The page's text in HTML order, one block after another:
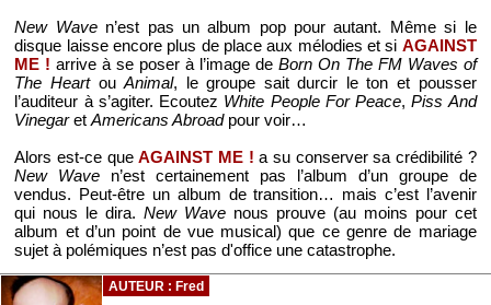
New Waven’est pas un album pop pour autant. Même si le
disque laisse encore plus de place aux mélodies et si AGAINST
ME ! arrive à se poser à l’image de Born On The FM Waves of
The HeartouAnimal, le groupe sait durcir le ton et pousser
l’auditeur à s’agiter. Ecoutez White People For Peace,Piss And
VinegaretAmericans Abroadpour voir…
Alors est-ce queAGAINST ME ! a su conserver sa crédibilité ?
New Wave n’est certainement pas l’album d’un groupe de
vendus. Peut-être un album de transition… mais c’est l’avenir
qui nous le dira.New Wave nous prouve (au moins pour cet
album et d’un point de vue musical) que ce genre de mariage
sujet à polémiques n’est pas d'office une catastrophe.
AUTEUR : Fred